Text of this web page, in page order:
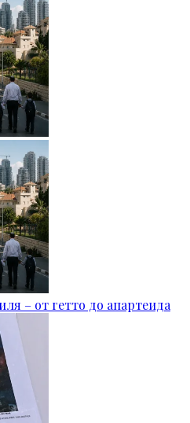
– от гетто до апартеида